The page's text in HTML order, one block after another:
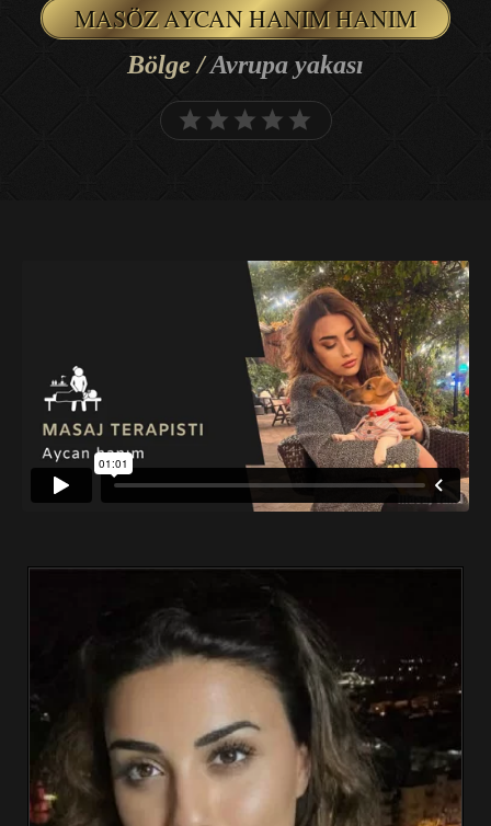
MASÖZ AYCAN HANIM HANIM
Bölge /Avrupa yakası